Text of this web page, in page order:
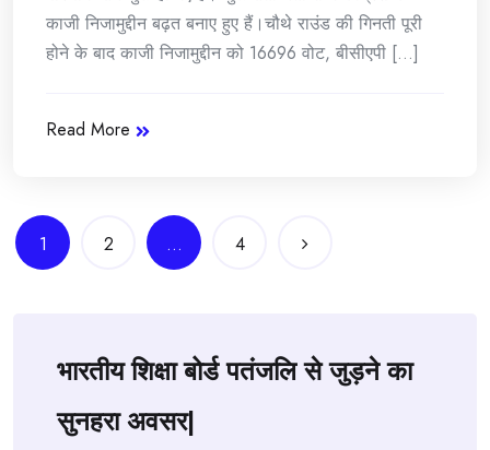
काजी निजामुद्दीन बढ़त बनाए हुए हैं।चौथे राउंड की गिनती पूरी
होने के बाद काजी निजामुद्दीन को 16696 वोट, बीसीएपी [...]
Read More
Posts
navigation
1 2 … 4
भारतीय शिक्षा बोर्ड पतंजलि से जुड़ने का
सुनहरा अवसर|